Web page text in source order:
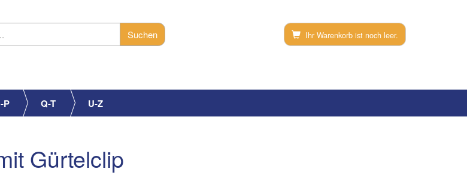
Ihr Warenkorb ist noch leer.
P Q-T U-Z
Gürtelclip